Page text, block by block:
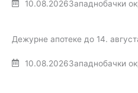
10.08.2026Западнобачки
Дежурне апотеке до 14.
10.08.2026Западнобачки